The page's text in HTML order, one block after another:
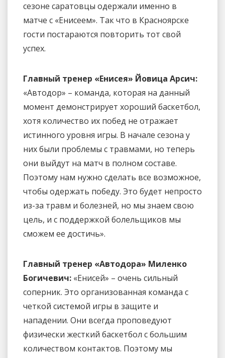
сезоне саратовцы одержали именно в
матче с «Енисеем». Так что в Красноярске
гости постараются повторить тот свой
успех.
Главный тренер «Енисея» Йовица Арсич:
«Автодор» – команда, которая на данный
момент демонстрирует хороший баскетбол,
хотя количество их побед не отражает
истинного уровня игры. В начале сезона у
них были проблемы с травмами, но теперь
они выйдут на матч в полном составе.
Поэтому нам нужно сделать все возможное,
чтобы одержать победу. Это будет непросто
из-за травм и болезней, но мы знаем свою
цель, и с поддержкой болельщиков мы
сможем ее достичь».
Главный тренер «Автодора» Миленко
Богичевич: «Енисей» – очень сильный
соперник. Это организованная команда с
четкой системой игры в защите и
нападении. Они всегда проповедуют
физически жесткий баскетбол с большим
количеством контактов. Поэтому мы